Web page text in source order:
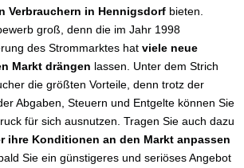
Verbrauchern in Hennigsdorf bieten.
groß, denn die im Jahr 1998
des Strommarktes hat viele neue
Markt drängen lassen. Unter dem Strich
die größten Vorteile, denn trotz der
Abgaben, Steuern und Entgelte können Sie
für sich ausnutzen. Tragen Sie auch dazu
ihre Konditionen an den Markt anpassen
Sie ein günstigeres und seriöses Angebot